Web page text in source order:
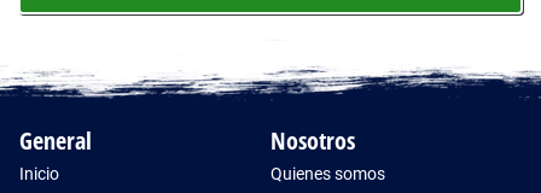
General
Inicio
Nosotros
Quienes somos